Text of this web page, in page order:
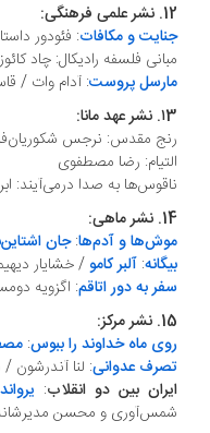
12. نشر علمی فرهنگی:
جنایت و مکافات: فئودور
مبانی فلسفه رادیکال: چاد
مارسل پروست: آدام وات /
۱3. نشر عهد مانا:
رنج مقدس: نرجس
التیام: رضا مصطفوی
ناقوس‌ها به صدا درمی‌آیند:
14. نشر ماهی:
موش‌ها و آدم‌ها:جان
بیگانه: آلبر کامو/ خشایار
سفر به دور اتاقم: اگزویه
15. نشر مرکز:
روی ماه خداوند را ببوس:
تصرف عدوانی: لنا آندرشون
ایران بین دو انقلاب:
شمس‌آوری و محسن